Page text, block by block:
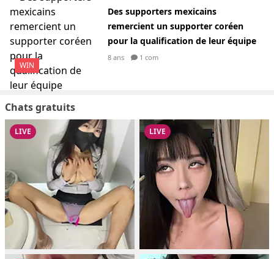
WIN
Des supporters mexicains
remercient un supporter coréen
pour la qualification de leur équipe
8 ans 1 com
Chats gratuits